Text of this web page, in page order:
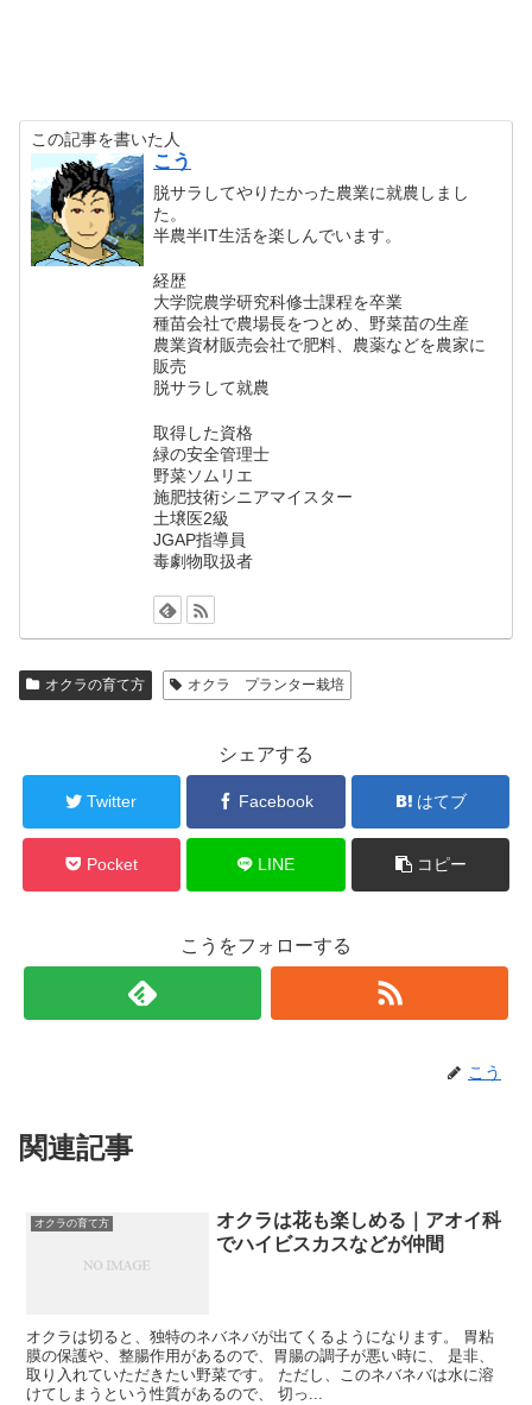
この記事を書いた人
こう
脱サラしてやりたかった農業に就農しまし
た。
半農半IT生活を楽しんでいます。
経歴
大学院農学研究科修士課程を卒業
種苗会社で農場長をつとめ、野菜苗の生産
農業資材販売会社で肥料、農薬などを農家に
販売
脱サラして就農
取得した資格
緑の安全管理士
野菜ソムリエ
施肥技術シニアマイスター
土壌医2級
JGAP指導員
毒劇物取扱者
オクラの育て方 オクラ プランター栽培
シェアする
Twitter Facebook はてブ
Pocket LINE コピー
こうをフォローする
こう
関連記事
オクラの育て方
オクラは花も楽しめる｜アオイ科
でハイビスカスなどが仲間
オクラは切ると、独特のネバネバが出てくるようになります。 胃粘
膜の保護や、整腸作用があるので、胃腸の調子が悪い時に、 是非、
取り入れていただきたい野菜です。 ただし、このネバネバは水に溶
けてしまうという性質があるので、 切っ...